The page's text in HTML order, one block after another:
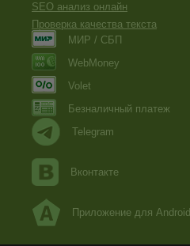
SEO анализ онлайн
Проверка качества текста
МИР / СБП
WebMoney
Volet
Безналичный платеж
Telegram
Вконтакте
Приложение для Android